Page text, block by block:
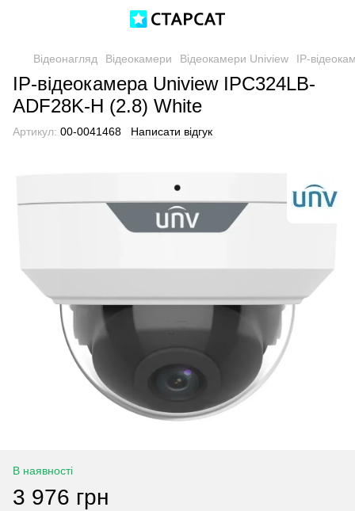
Відеонагляд Відеокамери Відеокамери Uniview IP-
IP-відеокамера Uniview IPC324LB-
ADF28K-H (2.8) White
Артикул: 00-0041468 Написати відгук
В наявності
3 976 грн